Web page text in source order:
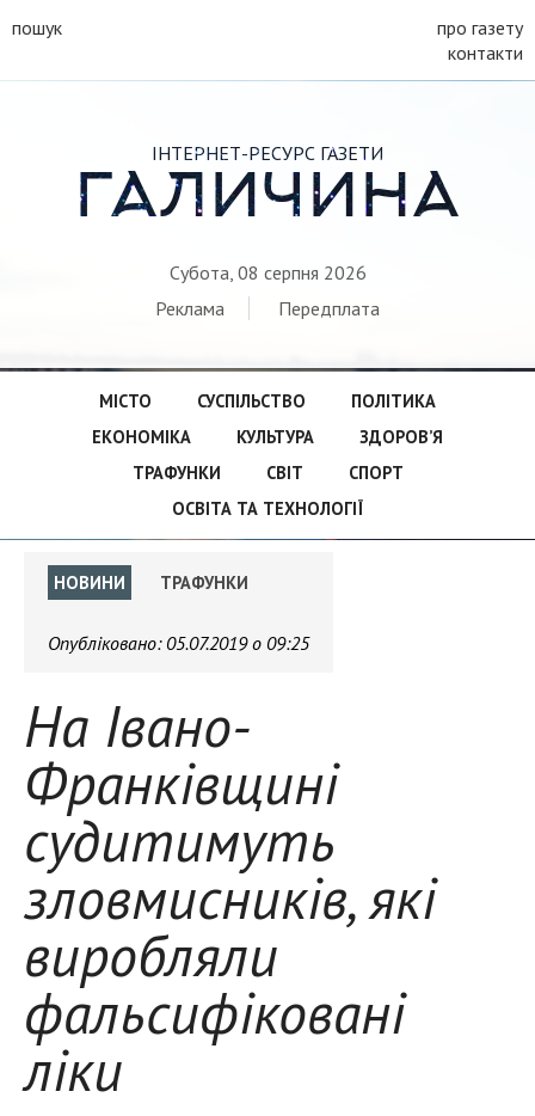
пошук
про газету
контакти
ІНТЕРНЕТ-РЕСУРС ГАЗЕТИ
ГАЛИЧИНА
Субота, 08 серпня 2026
Реклама
Передплата
МІСТО СУСПІЛЬСТВО
ПОЛІТИКА
ЕКОНОМІКА
КУЛЬТУРА
ЗДОРОВ’Я
ТРАФУНКИ
СВІТ
СПОРТ
ОСВІТА ТА ТЕХНОЛОГІЇ
НОВИНИ ТРАФУНКИ
Опубліковано: 05.07.2019 о 09:25
На Івано-
Франківщині
судитимуть
зловмисників, які
виробляли
фальсифіковані
ліки